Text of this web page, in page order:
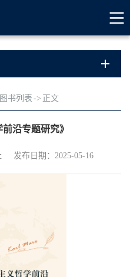
图书列表 -> 正文
沿专题研究》
发布日期：2025-05-16